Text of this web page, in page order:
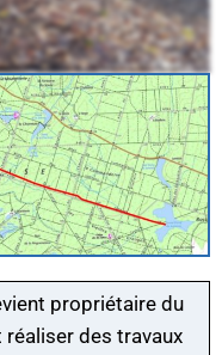
propriétaire du
réaliser des travaux